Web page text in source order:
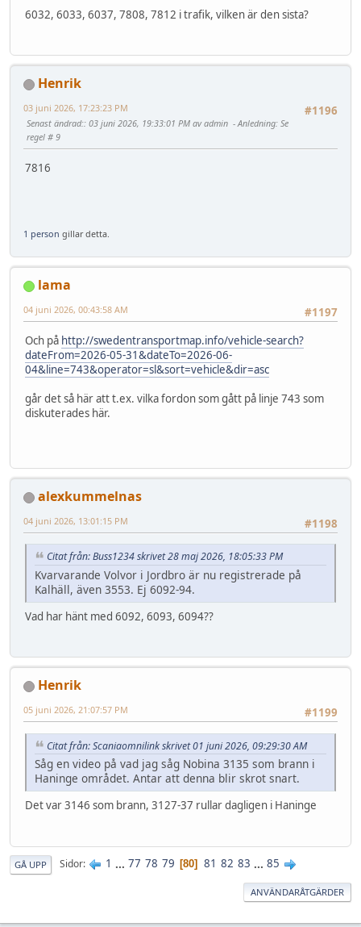
6032, 6033, 6037, 7808, 7812 i trafik, vilken är den sista?
Henrik
#1196
03 juni 2026, 17:23:23 PM
Senast ändrad:: 03 juni 2026, 19:33:01 PM av admin Anledning: Se
regel # 9
7816
1 person gillar detta.
lama
#1197
04 juni 2026, 00:43:58 AM
Och på http://swedentransportmap.info/vehicle-search?
dateFrom=2026-05-31&dateTo=2026-06-
04&line=743&operator=sl&sort=vehicle&dir=asc
går det så här att t.ex. vilka fordon som gått på linje 743 som
diskuterades här.
alexkummelnas
#1198
04 juni 2026, 13:01:15 PM
Citat från: Buss1234 skrivet 28 maj 2026, 18:05:33 PM
Kvarvarande Volvor i Jordbro är nu registrerade på
Kalhäll, även 3553. Ej 6092-94.
Vad har hänt med 6092, 6093, 6094??
Henrik
#1199
05 juni 2026, 21:07:57 PM
Citat från: Scaniaomnilink skrivet 01 juni 2026, 09:29:30 AM
Såg en video på vad jag såg Nobina 3135 som brann i
Haninge området. Antar att denna blir skrot snart.
Det var 3146 som brann, 3127-37 rullar dagligen i Haninge
GÅ UPP Sidor 1 ... 77 78 79 80 81 82 83 ... 85
ANVÄNDARÅTGÄRDER